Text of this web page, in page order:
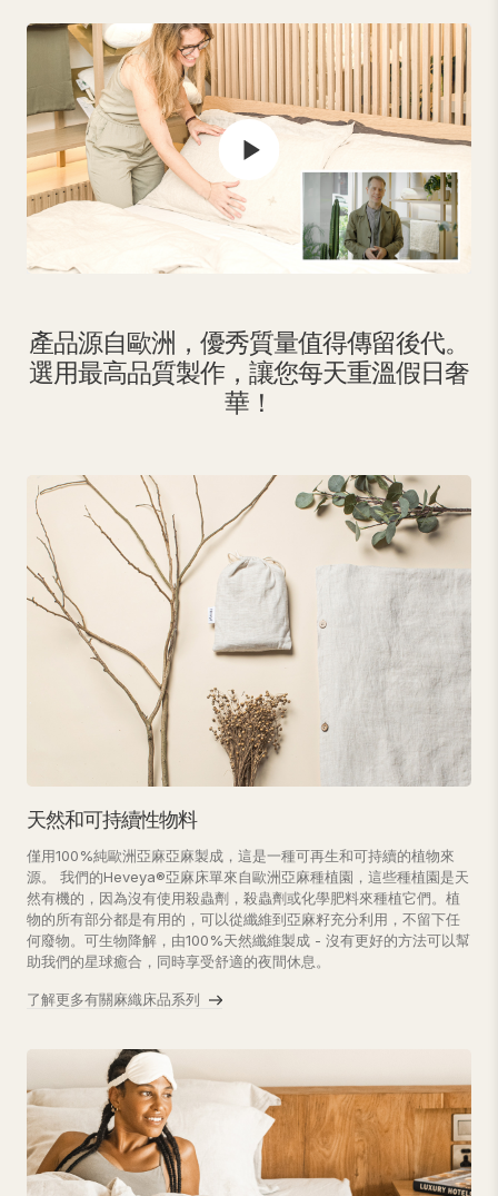
產品源自歐洲，優秀質量值得傳留後代。
選用最高品質製作，讓您每天重溫假日奢
華！
天然和可持續性物料
僅用100%純歐洲亞麻亞麻製成，這是一種可再生和可持續的植物來
源。 我們的Heveya®亞麻床單來自歐洲亞麻種植園，這些種植園是天
然有機的，因為沒有使用殺蟲劑，殺蟲劑或化學肥料來種植它們。植
物的所有部分都是有用的，可以從纖維到亞麻籽充分利用，不留下任
何廢物。可生物降解，由100%天然纖維製成 - 沒有更好的方法可以幫
助我們的星球癒合，同時享受舒適的夜間休息。
了解更多有關麻織床品系列